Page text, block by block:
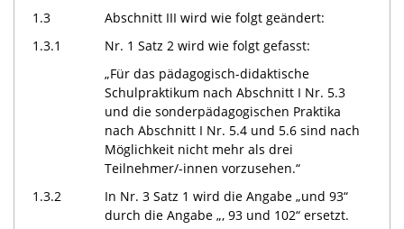
1.3
Abschnitt III wird wie folgt geändert:
1.3.1
Nr. 1 Satz 2 wird wie folgt gefasst:
„Für das pädagogisch-didaktische
Schulpraktikum nach Abschnitt I Nr. 5.3
und die sonderpädagogischen Praktika
nach Abschnitt I Nr. 5.4 und 5.6 sind nach
Möglichkeit nicht mehr als drei
Teilnehmer/-innen vorzusehen.“
1.3.2
In Nr. 3 Satz 1 wird die Angabe „und 93“
durch die Angabe „, 93 und 102“ ersetzt.